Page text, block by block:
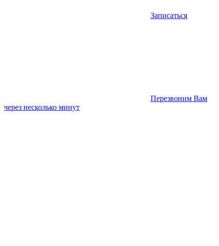
Записаться
Перезвоним Вам
через несколько минут